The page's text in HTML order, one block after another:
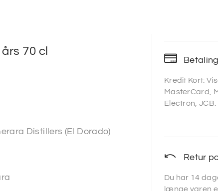
70 cl
Distillers (El Dorado)
Betaling
Kredit Kort:
MasterCard,
Electron, JCB.
Retur
Du har 14
længe varen